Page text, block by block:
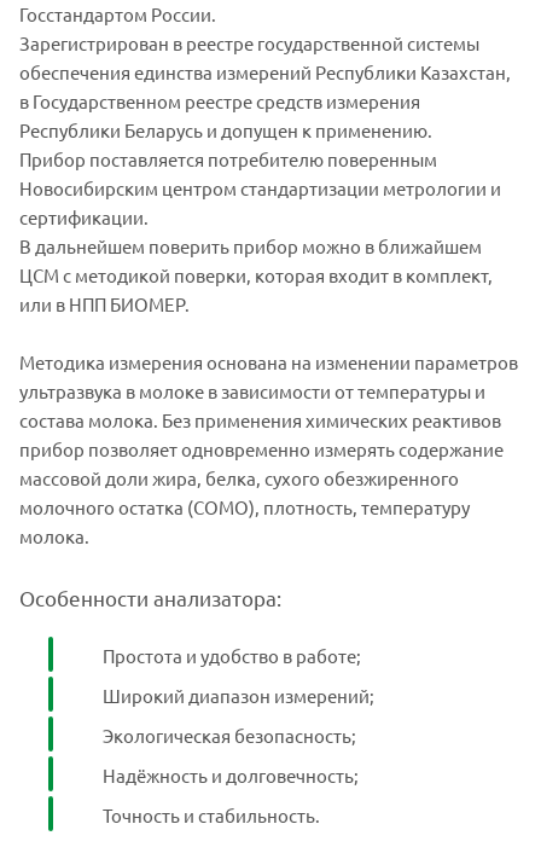
Госстандартом России.
Зарегистрирован в реестре государственной системы
обеспечения единства измерений Республики Казахстан,
в Государственном реестре средств измерения
Республики Беларусь и допущен к применению.
Прибор поставляется потребителю поверенным
Новосибирским центром стандартизации метрологии и
сертификации.
В дальнейшем поверить прибор можно в ближайшем
ЦСМ с методикой поверки, которая входит в комплект,
или в НПП БИОМЕР.
Методика измерения основана на изменении параметров
ультразвука в молоке в зависимости от температуры и
состава молока. Без применения химических реактивов
прибор позволяет одновременно измерять содержание
массовой доли жира, белка, сухого обезжиренного
молочного остатка (СОМО), плотность, температуру
молока.
Особенности анализатора:
Простота и удобство в работе;
Широкий диапазон измерений;
Экологическая безопасность;
Надёжность и долговечность;
Точность и стабильность.